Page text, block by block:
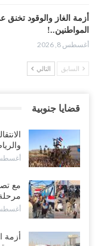
أزمة الغاز والوقود
المواطنين..!
أغسطس 8, 2026
“عدن“| احتجاجاً على
بسبب قرب الانسحاب
أغسطس 8, 2026
من حضرموت إلى عدن..
شامل..!
أغسطس 8, 2026
السعودية تحاول احتواء
السابق التالي
قضايا جنوبية
أغسطس 9,
مع
أغسطس 8,
أزمة